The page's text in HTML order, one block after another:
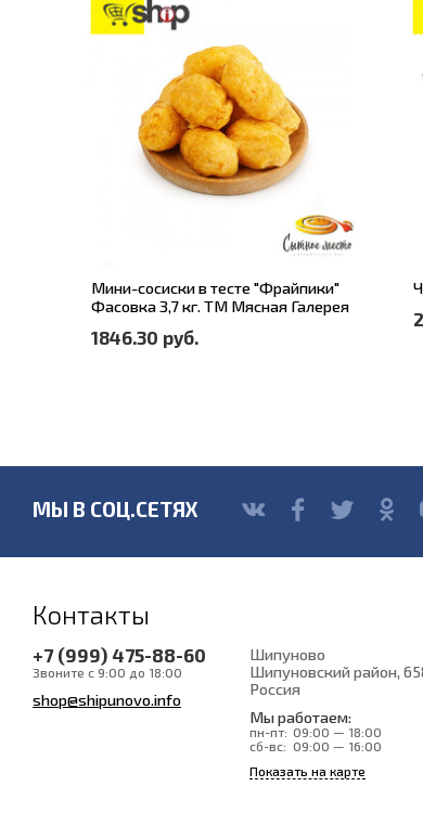
Мини-сосиски в тесте "Фрайпики"
Фасовка 3,7 кг. ТМ Мясная Галерея
1846.30 руб.
МЫ В СОЦ.СЕТЯХ
Контакты
+7 (999) 475-88-60
Звоните с 9:00 до 18:00
shop@shipunovo.info
Шипуново
Шипуновский район,
Россия
Мы работаем:
пн-пт: 09:00 — 18:00
сб-вс: 09:00 — 16:00
Показать на карте